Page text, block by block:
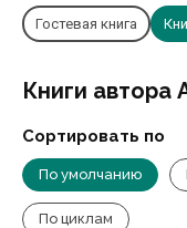
Гостевая книга
Книги автора
Сортировать по
По умолчанию
По циклам